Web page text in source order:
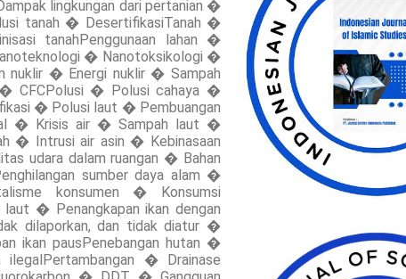
lingkungan dari pertanian �
tanah � DesertifikasiTanah �
tanahPenggunaan lahan �
� Nanotoksikologi �
nuklir � Energi nuklir � Sampah
� CFCPolusi � Polusi cahaya �
� Polusi laut � Pembuangan
� Krisis air � Sampah laut �
� Intrusi air asin � Kebinasaan
udara dalam ruangan � Bahan
sumber daya alam �
konsumen � Konsumsi
� Penangkapan ikan dengan
dilaporkan, dan tidak diatur �
ikan pausPenebangan hutan �
� Drainase